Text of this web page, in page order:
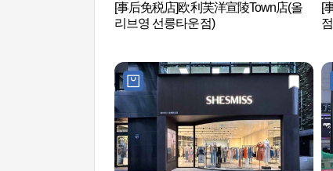
[事后免税店]欧利芙洋宣陵Town店(올
리브영 선릉타운점)
[